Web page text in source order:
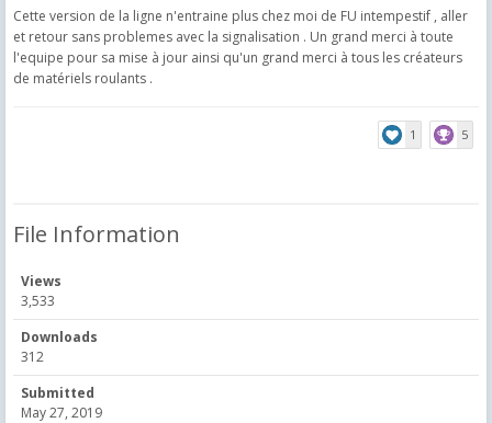
Cette version de la ligne n'entraine plus chez moi de FU intempestif , aller
et retour sans problemes avec la signalisation . Un grand merci à toute
l'equipe pour sa mise à jour ainsi qu'un grand merci à tous les créateurs
de matériels roulants .
1 5
File Information
Views
3,533
Downloads
312
Submitted
May 27, 2019